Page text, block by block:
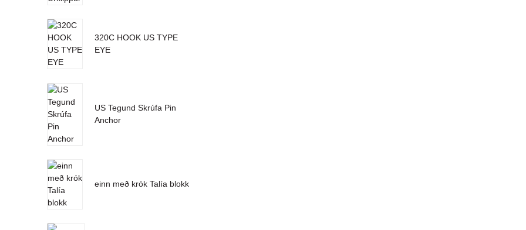
320C HOOK US TYPE
EYE
US Tegund Skrúfa Pin
Anchor
einn með krók Talía blokk